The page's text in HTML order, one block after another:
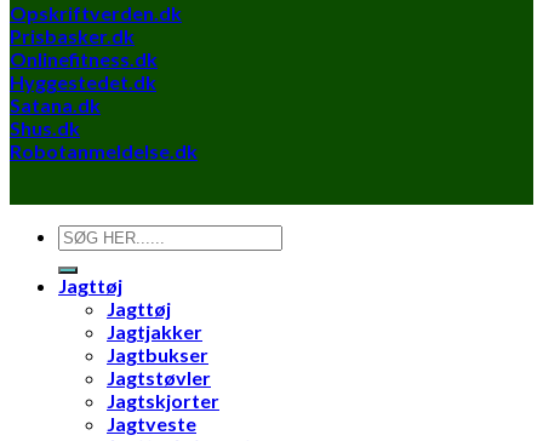
Opskriftverden.dk
Prisbasker.dk
Onlinefitness.dk
Hyggestedet.dk
Satana.dk
Shus.dk
Robotanmeldelse.dk
Søg
efter:
Jagttøj
Jagttøj
Jagtjakker
Jagtbukser
Jagtstøvler
Jagtskjorter
Jagtveste